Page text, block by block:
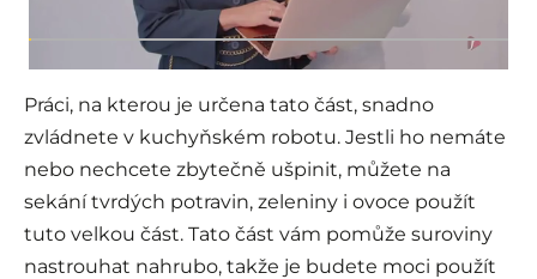
Práci, na kterou je určena tato část, snadno
zvládnete v kuchyňském robotu. Jestli ho nemáte
nebo nechcete zbytečně ušpinit, můžete na
sekání tvrdých potravin, zeleniny i ovoce použít
tuto velkou část. Tato část vám pomůže suroviny
nastrouhat nahrubo, takže je budete moci použít